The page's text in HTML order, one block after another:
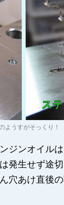
ようすがそっくり！
ジンオイル
発生せず途
穴あけ直後